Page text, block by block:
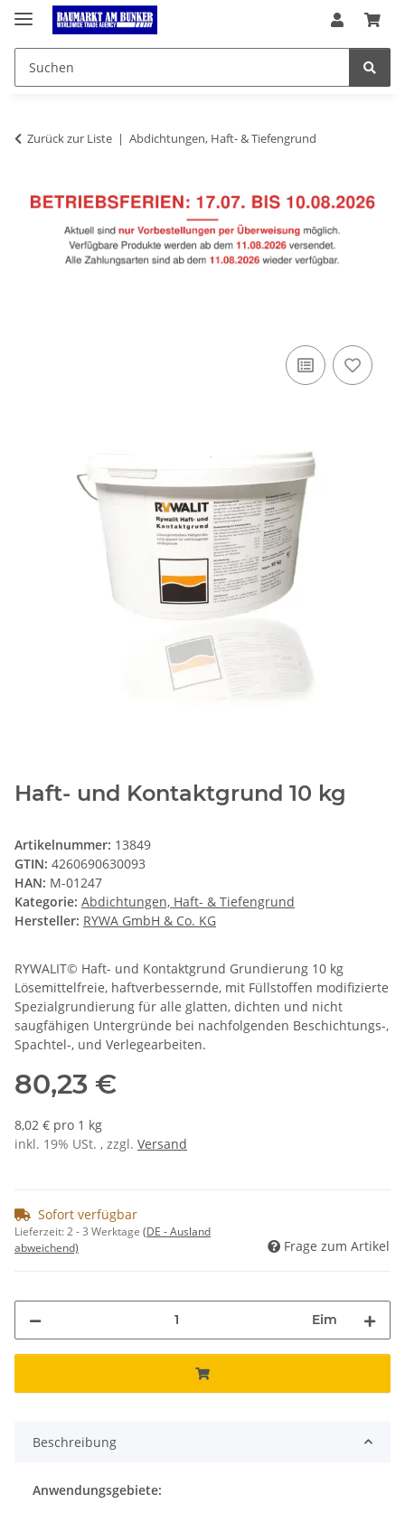
Zurück zur Liste Abdichtungen, Haft- & Tiefengrund
Haft- und Kontaktgrund 10 kg
Artikelnummer: 13849
GTIN: 4260690630093
HAN: M-01247
Kategorie: Abdichtungen, Haft- & Tiefengrund
Hersteller: RYWA GmbH & Co. KG
RYWALIT© Haft- und Kontaktgrund Grundierung 10 kg
Lösemittelfreie, haftverbessernde, mit Füllstoffen modifizierte
Spezialgrundierung für alle glatten, dichten und nicht
saugfähigen Untergründe bei nachfolgenden Beschichtungs-,
Spachtel-, und Verlegearbeiten.
80,23 €
8,02 € pro 1 kg
inkl. 19% USt. , zzgl. Versand
Sofort verfügbar
Lieferzeit:2 - 3 Werktage (DE - Ausland
abweichend)
Frage zum Artikel
Eim
Beschreibung
Anwendungsgebiete: